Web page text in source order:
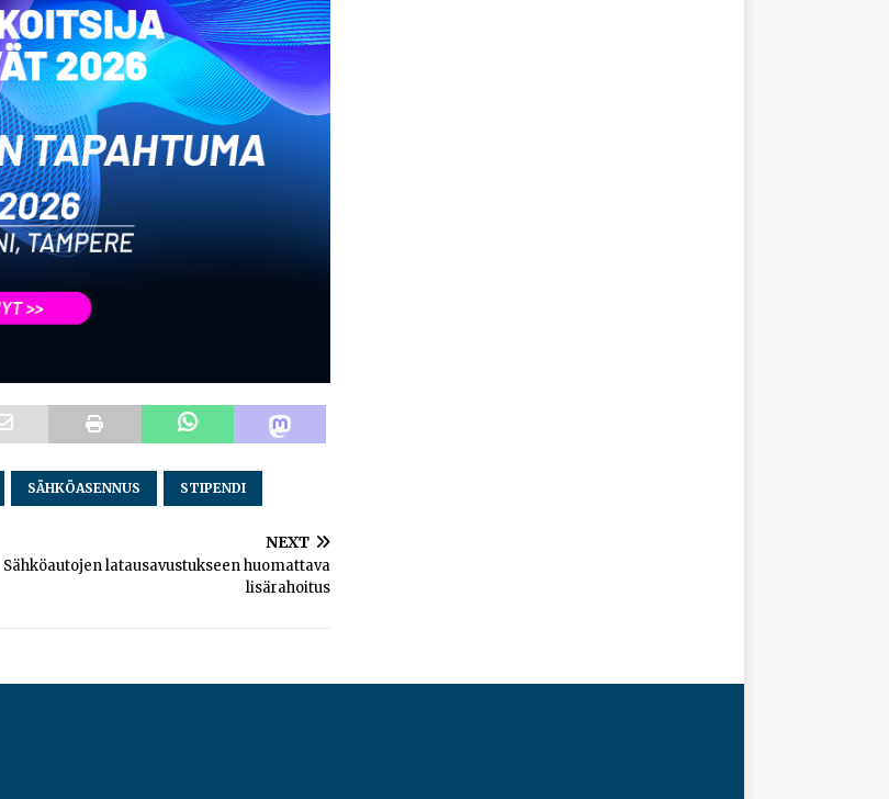
SÄHKÖASENNUS STIPENDI
NEXT
Sähköautojen latausavustukseen huomattava
lisärahoitus